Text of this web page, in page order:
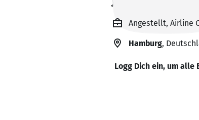
Angestellt, Airline
Hamburg,
Logg Dich ein, um alle